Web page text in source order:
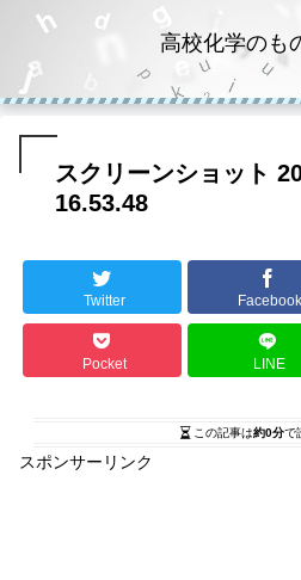
高校化学のも
スクリーンショット
16.53.48
Twitter Facebook
Pocket LINE
この記事は約0分で
スポンサーリンク